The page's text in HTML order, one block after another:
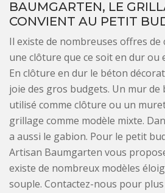
BAUMGARTEN, LE
CONVIENT AU PETIT
Il existe de nombreuses offres
une clôture que ce soit en dur ou
En clôture en dur le béton
joie des gros budgets. Un mur
utilisé comme clôture ou un
grillage comme modèle mixte.
a aussi le gabion. Pour le petit
Artisan Baumgarten vous
existe de nombreux modèles
souple. Contactez-nous pour plus